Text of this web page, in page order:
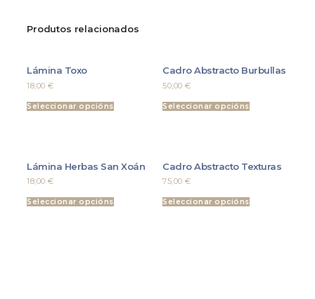
Produtos relacionados
Lámina Toxo
18,00 €
Seleccionar opcións
Cadro Abstracto Burbullas
50,00€
Seleccionar opcións
Lámina Herbas San Xoán
18,00 €
Seleccionar opcións
Cadro Abstracto Texturas
75,00€
Seleccionar opcións